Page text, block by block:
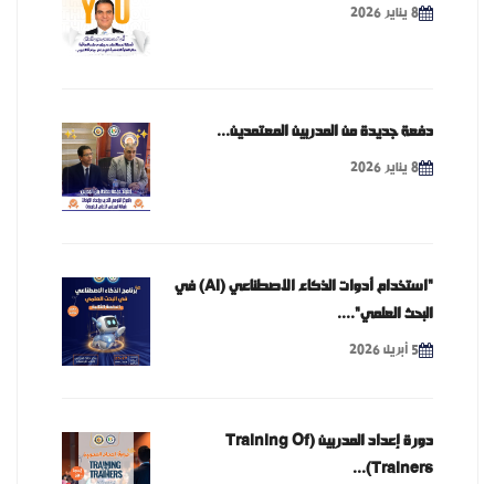
8 يناير 2026
دفعة جديدة من المدربين المعتمدين...
8 يناير 2026
"استخدام أدوات الذكاء الاصطناعي (AI) في
البحث العلمي"....
5 أبريل 2026
دورة إعداد المدربين (Training Of
Trainers)...